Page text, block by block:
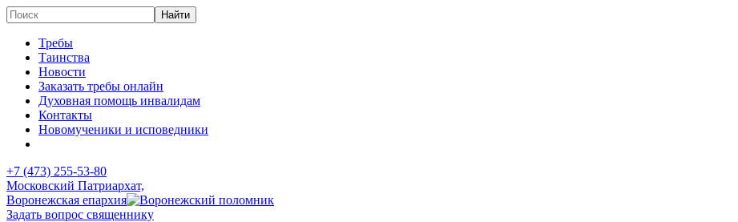
Требы
Таинства
Новости
Заказать требы онлайн
Духовная помощь инвалидам
Контакты
Новомученики и исповедники
+7 (473) 255-53-80
Московский Патриархат,
Воронежская епархия
Задать вопрос священнику